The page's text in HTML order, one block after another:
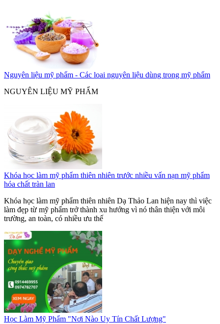
Nguyên liệu mỹ phẩm - Các loai nguyên liệu dùng trong mỹ phẩm
NGUYÊN LIỆU MỸ PHẨM
Khóa học làm mỹ phẩm thiên nhiên trước nhiều vấn nạn mỹ phẩm
hóa chất tràn lan
Khóa học làm mỹ phẩm thiên nhiên Dạ Thảo Lan hiện nay thì việc
làm đẹp từ mỹ phẩm trở thành xu hướng vì nó thân thiện với môi
trường, an toàn, có nhiều ưu thế
Học Làm Mỹ Phẩm "Nơi Nào Uy Tín Chất Lượng"